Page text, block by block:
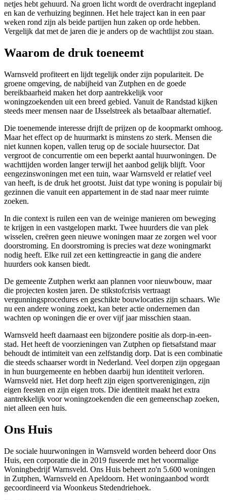
netjes hebt gehuurd. Na groen licht wordt de overdracht ingepland
en kan de verhuizing beginnen. Het hele traject kan in een paar
weken rond zijn als beide partijen hun zaken op orde hebben.
Vergelijk dat met de jaren die je anders op de wachtlijst zou staan.
Waarom de druk toeneemt
Warnsveld profiteert en lijdt tegelijk onder zijn populariteit. De
groene omgeving, de nabijheid van Zutphen en de goede
bereikbaarheid maken het dorp aantrekkelijk voor
woningzoekenden uit een breed gebied. Vanuit de Randstad kijken
steeds meer mensen naar de IJsselstreek als betaalbaar alternatief.
Die toenemende interesse drijft de prijzen op de koopmarkt omhoog.
Maar het effect op de huurmarkt is minstens zo sterk. Mensen die
niet kunnen kopen, vallen terug op de sociale huursector. Dat
vergroot de concurrentie om een beperkt aantal huurwoningen. De
wachttijden worden langer terwijl het aanbod gelijk blijft. Voor
eengezinswoningen met een tuin, waar Warnsveld er relatief veel
van heeft, is de druk het grootst. Juist dat type woning is populair bij
gezinnen die vanuit een appartement in de stad naar meer ruimte
zoeken.
In die context is ruilen een van de weinige manieren om beweging
te krijgen in een vastgelopen markt. Twee huurders die van plek
wisselen, creëren geen nieuwe woningen maar ze zorgen wel voor
doorstroming. En doorstroming is precies wat deze woningmarkt
nodig heeft. Elke ruil zet een kettingreactie in gang die andere
huurders ook kansen biedt.
De gemeente Zutphen werkt aan plannen voor nieuwbouw, maar
die projecten kosten jaren. De stikstofcrisis vertraagt
vergunningsprocedures en geschikte bouwlocaties zijn schaars. Wie
nu een andere woning zoekt, kan beter actie ondernemen dan
wachten op woningen die er over vijf jaar misschien staan.
Warnsveld heeft daarnaast een bijzondere positie als dorp-in-een-
stad. Het heeft de voorzieningen van Zutphen op fietsafstand maar
behoudt de intimiteit van een zelfstandig dorp. Dat is een combinatie
die steeds schaarser wordt in Nederland. Veel dorpen zijn opgegaan
in hun buurgemeente en hebben daarbij hun identiteit verloren.
Warnsveld niet. Het dorp heeft zijn eigen sportverenigingen, zijn
eigen feesten en zijn eigen trots. Die identiteit maakt het extra
aantrekkelijk voor woningzoekenden die een gemeenschap zoeken,
niet alleen een huis.
Ons Huis
De sociale huurwoningen in Warnsveld worden beheerd doorOns
Huis, een corporatie die in 2019 fuseerde met het voormalige
Woningbedrijf Warnsveld. Ons Huis beheert zo'n 5.600 woningen
in Zutphen, Warnsveld en Apeldoorn. Het woningaanbod wordt
gecoordineerd via Woonkeus Stedendriehoek.